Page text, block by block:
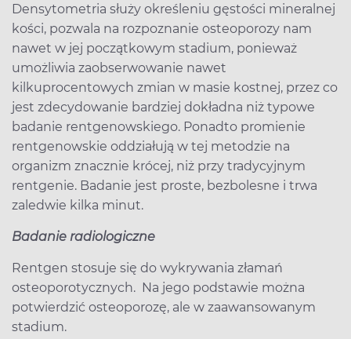
Densytometria służy określeniu gęstości mineralnej
kości, pozwala na rozpoznanie osteoporozy nam
nawet w jej początkowym stadium, ponieważ
umożliwia zaobserwowanie nawet
kilkuprocentowych zmian w masie kostnej, przez co
jest zdecydowanie bardziej dokładna niż typowe
badanie rentgenowskiego. Ponadto promienie
rentgenowskie oddziałują w tej metodzie na
organizm znacznie krócej, niż przy tradycyjnym
rentgenie. Badanie jest proste, bezbolesne i trwa
zaledwie kilka minut.
Badanie radiologiczne
Rentgen stosuje się do wykrywania złamań
osteoporotycznych. Na jego podstawie można
potwierdzić osteoporozę, ale w zaawansowanym
stadium.